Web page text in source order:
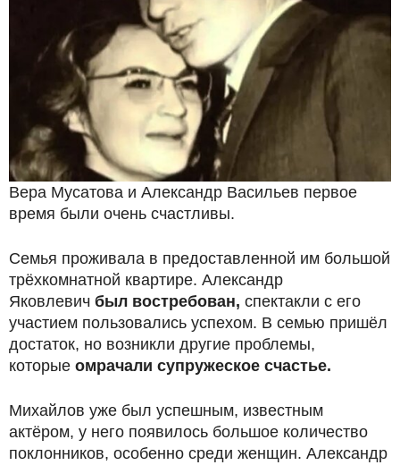
Вера Мусатова и Александр Васильев первое
время были очень счастливы.
Семья проживала в предоставленной им большой
трёхкомнатной квартире. Александр
Яковлевич был востребован, спектакли с его
участием пользовались успехом. В семью пришёл
достаток, но возникли другие проблемы,
которые омрачали супружеское счастье.
Михайлов уже был успешным, известным
актёром, у него появилось большое количество
поклонников, особенно среди женщин. Александр